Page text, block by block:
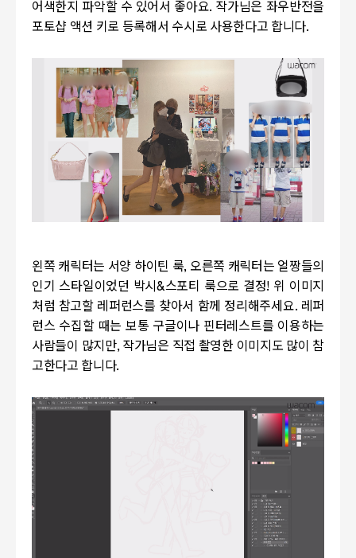
어색한지 파악할 수 있어서 좋아요. 작가님은 좌우반전을
포토샵 액션 키로 등록해서 수시로 사용한다고 합니다.
왼쪽 캐릭터는 서양 하이틴 룩, 오른쪽 캐릭터는 얼짱들의
인기 스타일이었던 박시&스포티 룩으로 결정! 위 이미지
처럼 참고할 레퍼런스를 찾아서 함께 정리해주세요. 레퍼
런스 수집할 때는 보통 구글이나 핀터레스트를 이용하는
사람들이 많지만, 작가님은 직접 촬영한 이미지도 많이 참
고한다고 합니다.